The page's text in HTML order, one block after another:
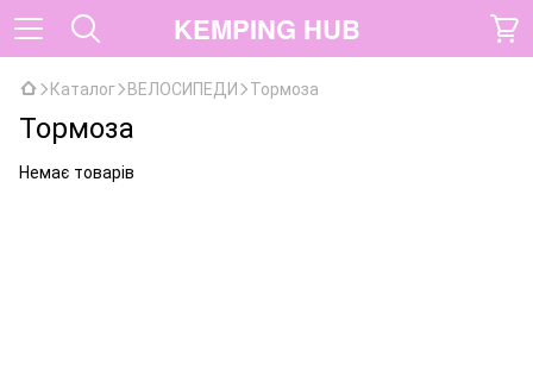
KEMPING HUB
Каталог ВЕЛОСИПЕДИ Тормоза
Тормоза
Немає товарів